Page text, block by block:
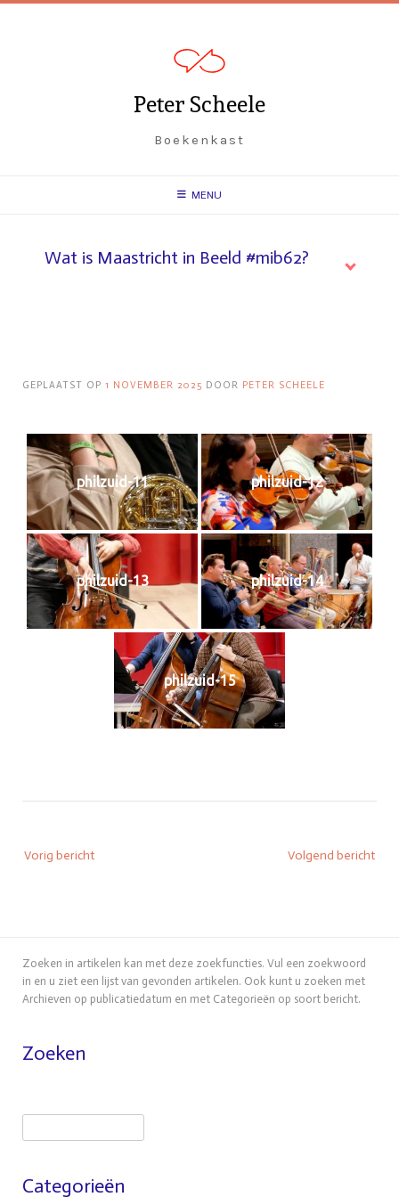
Spring
Peter Scheele
Boekenkast
MENU
Wat is Maastricht in Beeld #mib62?
GEPLAATST OP 1 NOVEMBER 2025 DOOR PETER SCHEELE
philzuid-11 philzuid-12
philzuid-13 philzuid-14
philzuid-15
navigatie
Vorig bericht Volgend bericht
Zoeken in artikelen kan met deze zoekfuncties. Vul een zoekwoord
in en u ziet een lijst van gevonden artikelen. Ook kunt u zoeken met
Archieven op publicatiedatum en met Categorieën op soort bericht.
Zoeken
Categorieën